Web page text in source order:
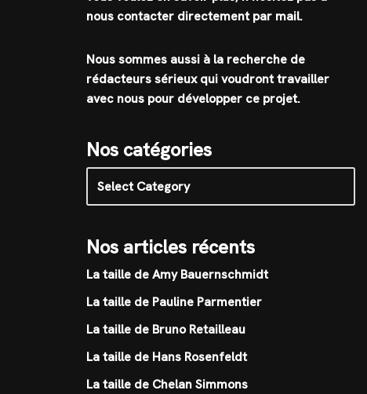
nous contacter directement par mail.
Nous sommes aussi à la recherche de
rédacteurs sérieux qui voudront travailler
avec nous pour développer ce projet.
Nos catégories
Nos articles récents
La taille de Amy Bauernschmidt
La taille de Pauline Parmentier
La taille de Bruno Retailleau
La taille de Hans Rosenfeldt
La taille de Chelan Simmons